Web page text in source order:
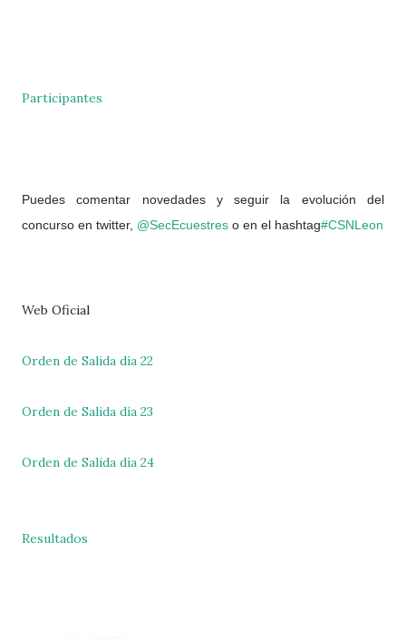
Participantes
Puedes comentar novedades y seguir la evolución del
concurso en twitter, @SecEcuestres o en el hashtag#CSNLeon
Web Oficial
Orden de Salida día 22
Orden de Salida día 23
Orden de Salida día 24
Resultados